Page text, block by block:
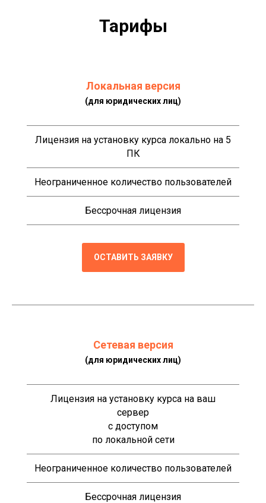
Тарифы
Локальная версия
(для юридических лиц)
Лицензия на установку курса локально на 5
ПК
Неограниченное количество пользователей
Бессрочная лицензия
ОСТАВИТЬ ЗАЯВКУ
Сетевая версия
(для юридических лиц)
Лицензия на установку курса на ваш
сервер
с доступом
по локальной сети
Неограниченное количество пользователей
Бессрочная лицензия